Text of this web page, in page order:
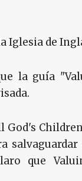
Iglesia de
la guía
God's
que